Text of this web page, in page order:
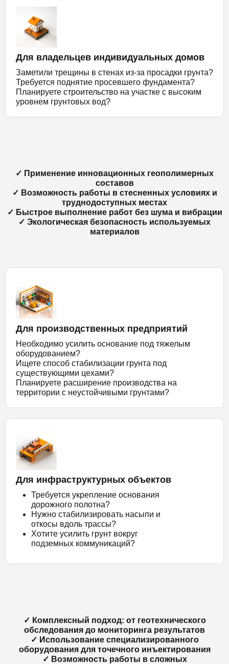
Для владельцев индивидуальных домов
Заметили трещины в стенах из-за просадки грунта?
Требуется поднятие просевшего фундамента?
Планируете строительство на участке с высоким
уровнем грунтовых вод?
✓ Применение инновационных геополимерных
составов
✓ Возможность работы в стесненных условиях и
труднодоступных местах
✓ Быстрое выполнение работ без шума и вибрации
✓ Экологическая безопасность используемых
материалов
Для производственных предприятий
Необходимо усилить основание под тяжелым
оборудованием?
Ищете способ стабилизации грунта под
существующими цехами?
Планируете расширение производства на
территории с неустойчивыми грунтами?
Для инфраструктурных объектов
Требуется укрепление основания
дорожного полотна?
Нужно стабилизировать насыпи и
откосы вдоль трассы?
Хотите усилить грунт вокруг
подземных коммуникаций?
✓ Комплексный подход: от геотехнического
обследования до мониторинга результатов
✓ Использование специализированного
оборудования для точечного инъектирования
✓ Возможность работы в сложных